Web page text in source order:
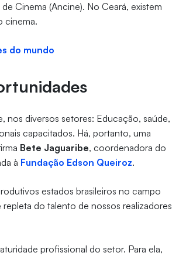
Cinema (Ancine). No Ceará, existem
cinema.
do mundo
nos diversos setores: Educação, saúde,
capacitados. Há, portanto, uma
Bete Jaguaribe, coordenadora do
à Fundação Edson Queiroz.
estados brasileiros no campo
do talento de nossos realizadores
profissional do setor. Para ela,